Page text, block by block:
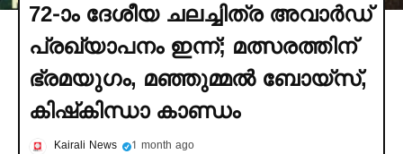
72-ാം ദേശീയ ചലച്ചിത്ര അവാര്‍ഡ്
പ്രഖ്യാപനം ഇന്ന്; മത്സരത്തിന്
ഭ്രമയുഗം, മഞ്ഞുമ്മല്‍ ബോയ്‌സ്,
കിഷ്‌കിന്ധാ കാണ്ഡം
Kairali News 1 month ago